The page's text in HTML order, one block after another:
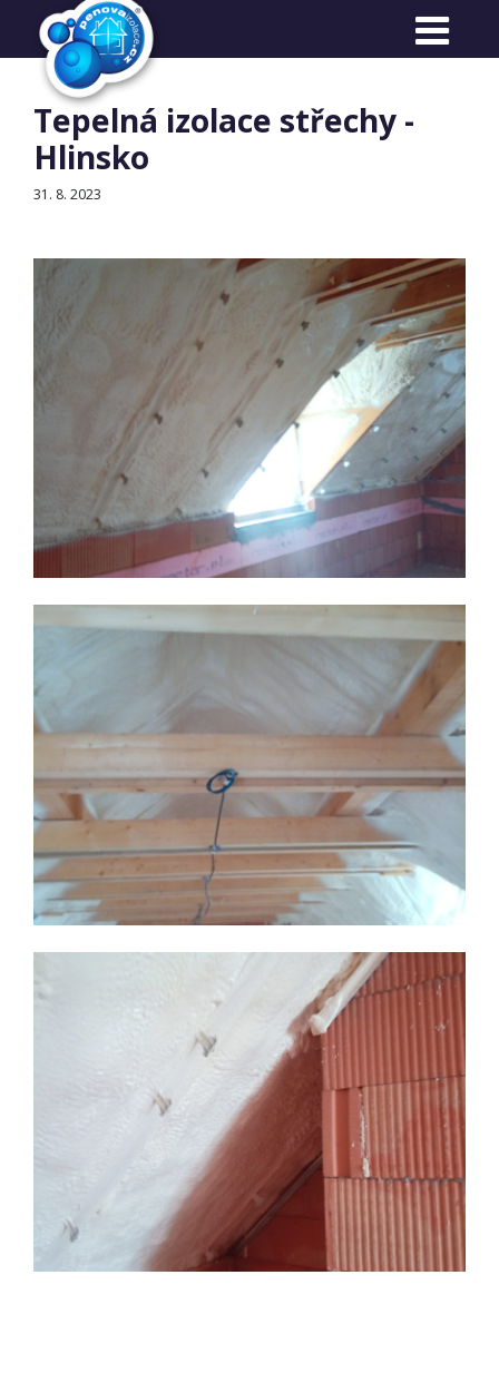
Reference
Tepelná izolace střechy -
Hlinsko
31. 8. 2023